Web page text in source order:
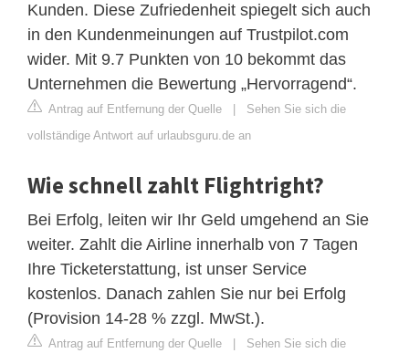
Kunden. Diese Zufriedenheit spiegelt sich auch
in den Kundenmeinungen auf Trustpilot.com
wider. Mit 9.7 Punkten von 10 bekommt das
Unternehmen die Bewertung „Hervorragend“.
Antrag auf Entfernung der Quelle
Sehen Sie sich die
vollständige Antwort auf urlaubsguru.de an
Wie schnell zahlt Flightright?
Bei Erfolg, leiten wir Ihr Geld umgehend an Sie
weiter. Zahlt die Airline innerhalb von 7 Tagen
Ihre Ticketerstattung, ist unser Service
kostenlos. Danach zahlen Sie nur bei Erfolg
(Provision 14-28 % zzgl. MwSt.).
Antrag auf Entfernung der Quelle
Sehen Sie sich die